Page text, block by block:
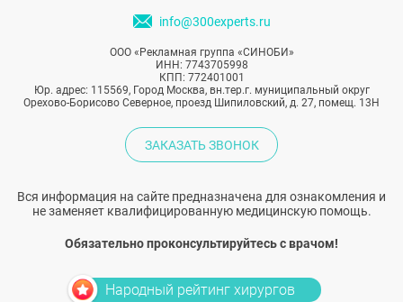
info@300experts.ru
ООО «Рекламная группа «СИНОБИ»
ИНН: 7743705998
КПП: 772401001
Юр. адрес: 115569, Город Москва, вн.тер.г. муниципальный округ
Орехово-Борисово Северное, проезд Шипиловский, д. 27, помещ. 13Н
ЗАКАЗАТЬ ЗВОНОК
Вся информация на сайте предназначена для ознакомления и
не заменяет квалифицированную медицинскую помощь.
Обязательно проконсультируйтесь с врачом!
Народный рейтинг хирургов